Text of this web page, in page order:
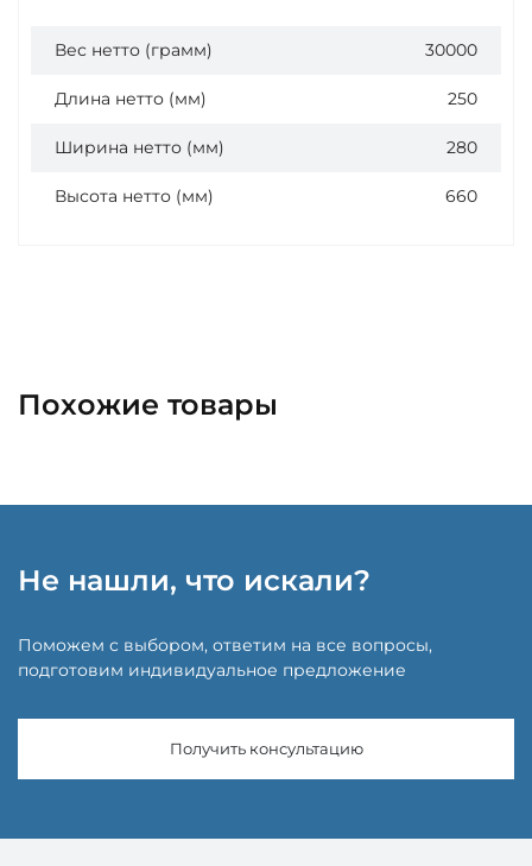
Вес нетто (грамм) 30000
Длина нетто (мм) 250
Ширина нетто (мм) 280
Высота нетто (мм) 660
Похожие товары
Не нашли, что искали?
Поможем с выбором, ответим на все вопросы,
подготовим индивидуальное предложение
Получить консультацию